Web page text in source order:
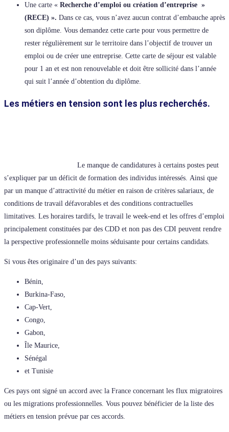
Une carte « Recherche d’emploi ou création d’entreprise »
(RECE) ». Dans ce cas, vous n’avez aucun contrat d’embauche après
son diplôme. Vous demandez cette carte pour vous permettre de
rester régulièrement sur le territoire dans l’objectif de trouver un
emploi ou de créer une entreprise. Cette carte de séjour est valable
pour 1 an et est non renouvelable et doit être sollicité dans l’année
qui suit l’année d’obtention du diplôme.
Les métiers en tension sont les plus recherchés.
Le manque de candidatures à certains postes peut
s’expliquer par un déficit de formation des individus intéressés. Ainsi que
par un manque d’attractivité du métier en raison de critères salariaux, de
conditions de travail défavorables et des conditions contractuelles
limitatives. Les horaires tardifs, le travail le week-end et les offres d’emploi
principalement constituées par des CDD et non pas des CDI peuvent rendre
la perspective professionnelle moins séduisante pour certains candidats.
Si vous êtes originaire d’un des pays suivants:
Bénin,
Burkina-Faso,
Cap-Vert,
Congo,
Gabon,
Île Maurice,
Sénégal
et Tunisie
Ces pays ont signé un accord avec la France concernant les flux migratoires
ou les migrations professionnelles. Vous pouvez bénéficier de la liste des
métiers en tension prévue par ces accords.